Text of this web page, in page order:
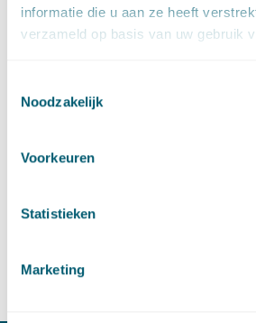
informatie die u aan ze heeft
verzameld op basis van uw gebruik
Noodzakelijk
Voorkeuren
Statistieken
Marketing
Senior advocaat
LinkedInprofiel van Ruben de Graaff